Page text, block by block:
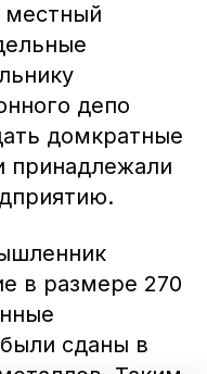
местный
депо
домкратные
принадлежали
в размере 270
сданы в